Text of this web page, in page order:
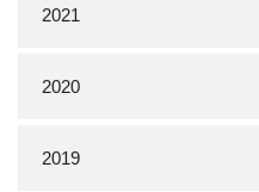
2021
2020
2019